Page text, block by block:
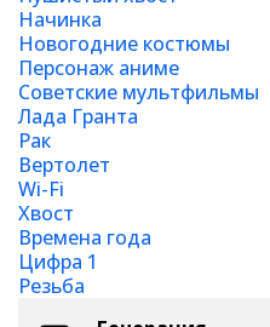
Начинка
Новогодние костюмы
Персонаж аниме
Советские мультфильмы
Лада Гранта
Рак
Вертолет
Wi-Fi
Хвост
Времена года
Цифра 1
Резьба